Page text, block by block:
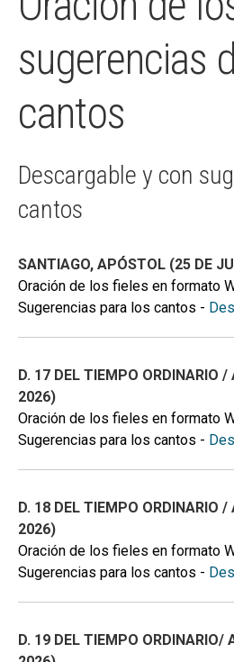
CONTACTO
MI CUENTA
CAT
ESP
sugerencias
cantos
Descargable y con
cantos
SANTIAGO, APÓSTOL (25 DE
Oración de los fieles en formato
Sugerencias para los cantos -
D. 17 DEL TIEMPO ORDINARIO /
2026)
Oración de los fieles en formato
Sugerencias para los cantos -
D. 18 DEL TIEMPO ORDINARIO /
2026)
Oración de los fieles en formato
Sugerencias para los cantos -
D. 19 DEL TIEMPO ORDINARIO/